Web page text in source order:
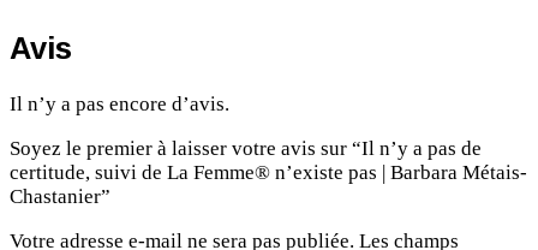
Avis
Il n’y a pas encore d’avis.
Soyez le premier à laisser votre avis sur “Il n’y a pas de
certitude, suivi de La Femme® n’existe pas | Barbara Métais-
Chastanier”
Votre adresse e-mail ne sera pas publiée. Les champs